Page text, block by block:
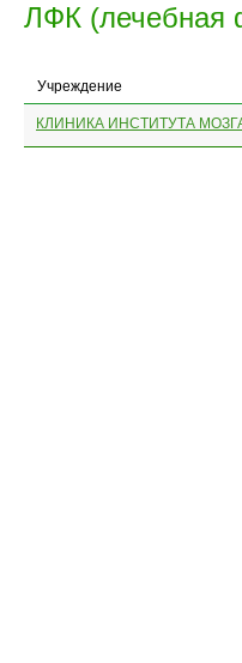
ЛФК (лечебная
Учреждение
КЛИНИКА ИНСТИТУТА